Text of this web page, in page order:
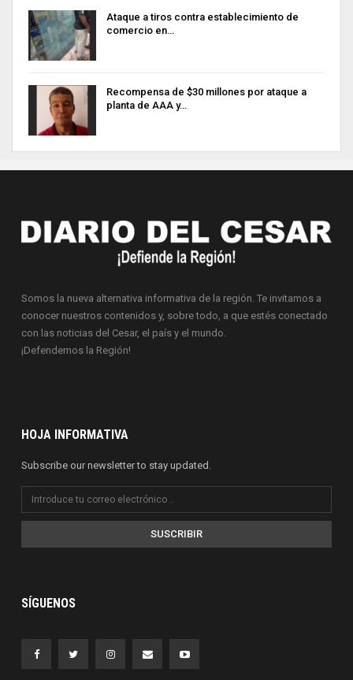
Ataque a tiros contra establecimiento de
comercio en…
Recompensa de $30 millones por ataque a
planta de AAA y…
Somos la nueva alternativa informativa de la región. Te invitamos a
conocer nuestros contenidos y, sobre todo, a que estés conectado
con las noticias del Cesar, el país y el mundo.
¡Defendemos la Región!
HOJA INFORMATIVA
Subscribe our newsletter to stay updated.
SUSCRIBIR
SÍGUENOS